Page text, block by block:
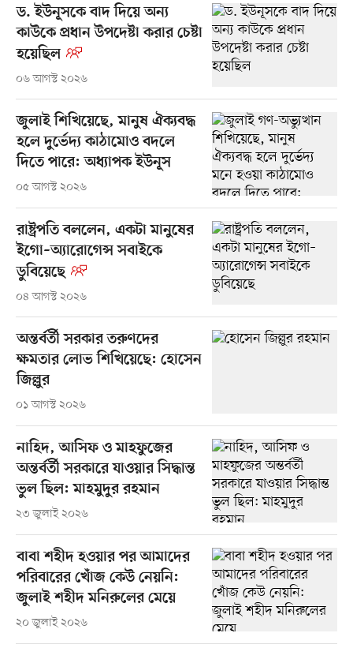
ড. ইউনূসকে বাদ দিয়ে অন্য
কাউকে প্রধান উপদেষ্টা করার চেষ্টা
হয়েছিল
০৬ আগস্ট ২০২৬
জুলাই শিখিয়েছে, মানুষ ঐক্যবদ্ধ
হলে দুর্ভেদ্য কাঠামোও বদলে
দিতে পারে: অধ্যাপক ইউনূস
০৫ আগস্ট ২০২৬
রাষ্ট্রপতি বললেন, একটা মানুষের
ইগো–অ্যারোগেন্স সবাইকে
ডুবিয়েছে
০৪ আগস্ট ২০২৬
অন্তর্বর্তী সরকার তরুণদের
ক্ষমতার লোভ শিখিয়েছে: হোসেন
জিল্লুর
০১ আগস্ট ২০২৬
নাহিদ, আসিফ ও মাহফুজের
অন্তর্বর্তী সরকারে যাওয়ার সিদ্ধান্ত
ভুল ছিল: মাহমুদুর রহমান
২৩ জুলাই ২০২৬
বাবা শহীদ হওয়ার পর আমাদের
পরিবারের খোঁজ কেউ নেয়নি:
জুলাই শহীদ মনিরুলের মেয়ে
২০ জুলাই ২০২৬